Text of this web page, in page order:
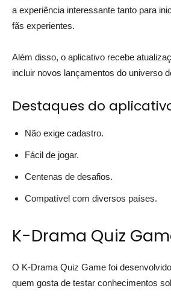
a experiência interessante tanto para
fãs experientes.
Além disso, o aplicativo recebe
incluir novos lançamentos do universo
Destaques do
Não exige cadastro.
Fácil de jogar.
Centenas de desafios.
Compatível com diversos países.
K-Drama Quiz
O K-Drama Quiz Game foi
quem gosta de testar conhecimentos